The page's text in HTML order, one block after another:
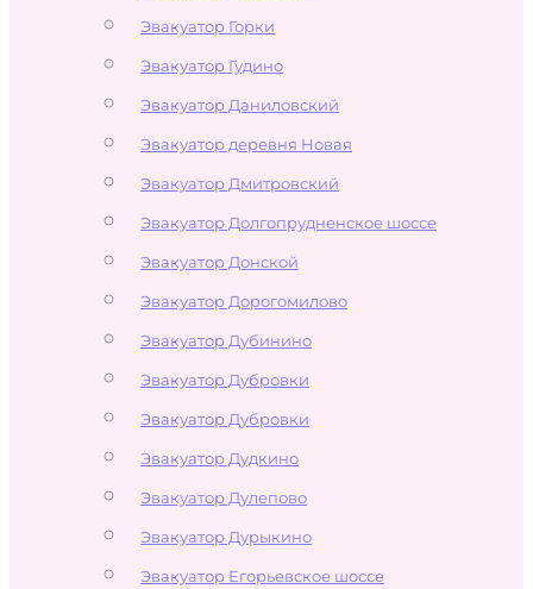
Эвакуатор Горки
Эвакуатор Гудино
Эвакуатор Даниловский
Эвакуатор деревня Новая
Эвакуатор Дмитровский
Эвакуатор Долгопрудненское шоссе
Эвакуатор Донской
Эвакуатор Дорогомилово
Эвакуатор Дубинино
Эвакуатор Дубровки
Эвакуатор Дубровки
Эвакуатор Дудкино
Эвакуатор Дулепово
Эвакуатор Дурыкино
Эвакуатор Егорьевское шоссе